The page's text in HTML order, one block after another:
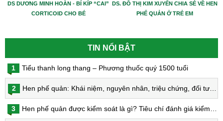
DS DƯƠNG MINH HOÀN - BÍ KÍP “CAI”
CORTICOID CHO BÉ
DS. ĐỖ THỊ KIM XUYẾN CHIA SẺ VỀ HEN
PHẾ QUẢN Ở TRẺ EM
TIN NỔI BẬT
1 Tiểu thanh long thang – Phương thuốc quý 1500 tuổi
2 Hen phế quản: Khái niệm, nguyên nhân, triệu chứng, đối tượng nguy cơ, phòng bệnh, chẩn đoán và điều trị hen phế quản
3 Hen phế quản được kiểm soát là gì? Tiêu chí đánh giá kiểm soát hen